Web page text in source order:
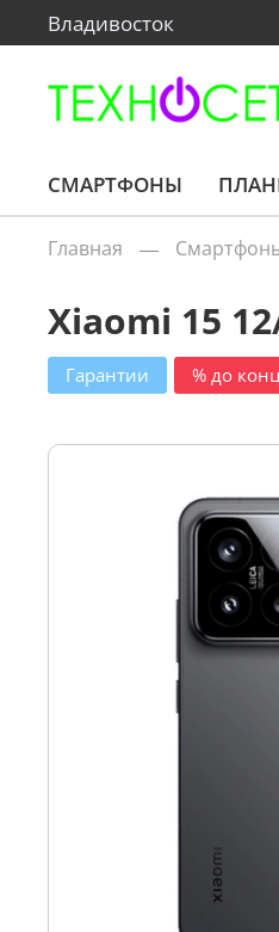
Владивосток
СМАРТФОНЫ
Главная
Гарантии % до
Xiaomi 15